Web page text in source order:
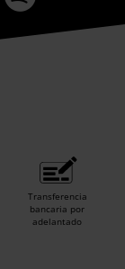
Transferencia
bancaria por
adelantado